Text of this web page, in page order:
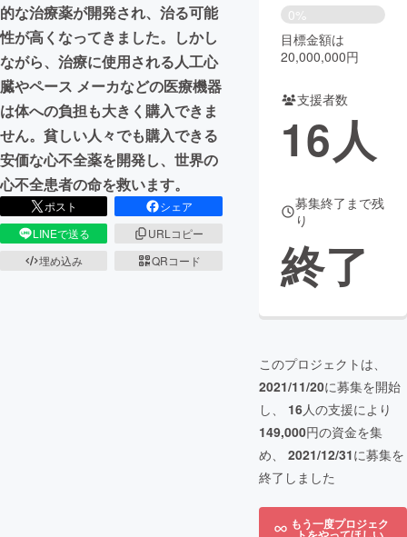
CAMPFIRE for Social Good
CAMPFIRE Creation
CAMPFIREふるさと納税machi-ya コミュニティ
的な治療薬が開発され、治る可能
性が高くなってきました。しかし
ながら、治療に使用される人工心
臓やペース メーカなどの医療機器
は体への負担も大きく購入できま
せん。貧しい人々でも購入できる
安価な心不全薬を開発し、世界の
心不全患者の命を救います。
ポスト
シェア
LINEで送る
URLコピー
埋め込み
QRコード
0%
目標金額は
20,000,000円
支援者数
16人
募集終了まで残
り
終了
このプロジェクトは、
2021/11/20に募集を開始
し、 16人の支援により
149,000円の資金を集
め、 2021/12/31に募集を
終了しました
もう一度プロジェク